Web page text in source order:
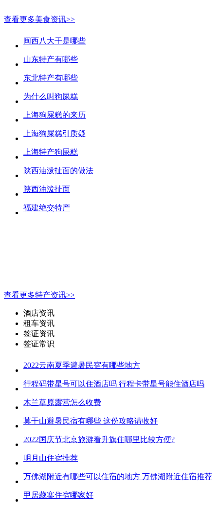
查看更多美食资讯>>
闽西八大干是哪些
山东特产有哪些
东北特产有哪些
为什么叫狗屎糕
上海狗屎糕的来历
上海狗屎糕引质疑
上海特产狗屎糕
陕西油泼扯面的做法
陕西油泼扯面
福建绝交特产
查看更多特产资讯>>
酒店资讯
租车资讯
签证资讯
签证常识
2022云南夏季避暑民宿有哪些地方
行程码带星号可以住酒店吗 行程卡带星号能住酒店吗
木兰草原露营怎么收费
莫干山避暑民宿有哪些 这份攻略请收好
2022国庆节北京旅游看升旗住哪里比较方便?
明月山住宿推荐
万佛湖附近有哪些可以住宿的地方 万佛湖附近住宿推荐
甲居藏寨住宿哪家好